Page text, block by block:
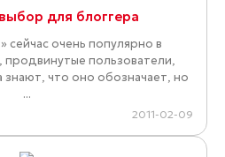
для блоггера
сейчас очень популярно в
пользователи,
знают, что оно обозначает, но
...
2011-02-09